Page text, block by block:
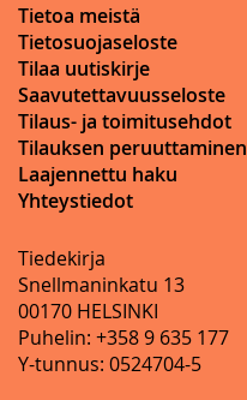
Tietoa meistä
Tietosuojaseloste
Tilaa uutiskirje
Saavutettavuusseloste
Tilaus- ja toimitusehdot
Tilauksen peruuttaminen
Laajennettu haku
Yhteystiedot
Tiedekirja
Snellmaninkatu 13
00170 HELSINKI
Puhelin: +358 9 635 177
Y-tunnus: 0524704-5